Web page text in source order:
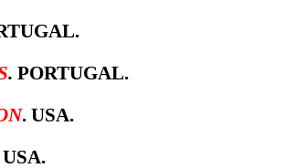
. PORTUGAL.
. USA.
USA.